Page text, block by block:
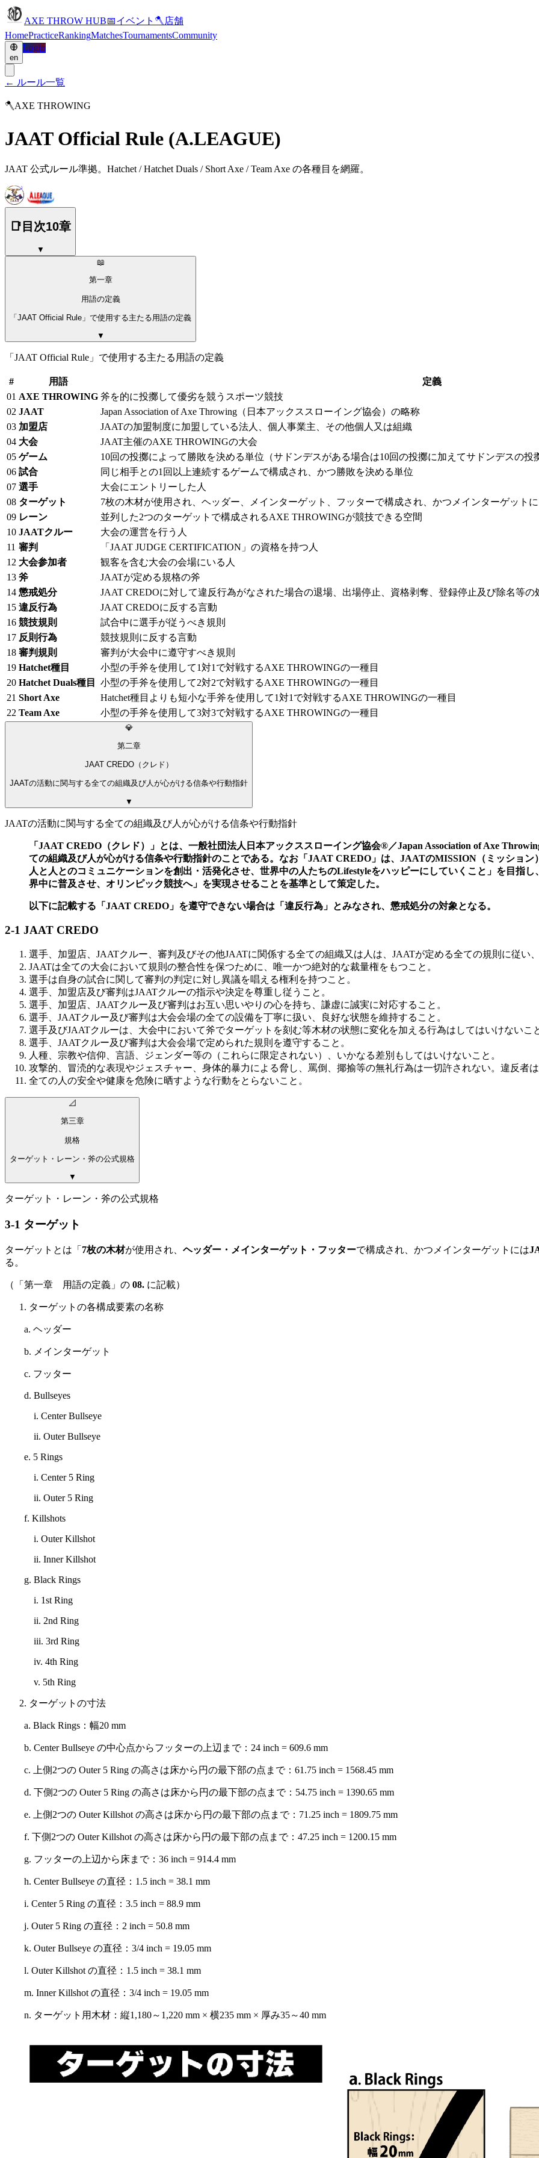
AXE THROW HUB📅イベント 🪓 店舗
HomePracticeRankingMatchesTournamentsCommunity
en
Login
← ルール一覧
🪓AXE THROWING
JAAT Official Rule (A.LEAGUE)
JAAT 公式ルール準拠。Hatchet / Hatchet Duals / Short Axe / Team Axe の各種目を網羅。
📑 目次10章
▼
📖
第一章
用語の定義
「JAAT Official Rule」で使用する主たる用語の定義
▼
「JAAT Official Rule」で使用する主たる用語の定義
# 用語
定義
01 AXE THROWING 斧を的に投擲して優劣を競うスポーツ競技
02 JAAT
Japan Association of Axe Throwing（日本アックススローイング協会）の略称
03 加盟店
JAATの加盟制度に加盟している法人、個人事業主、その他個人又は組織
04 大会
JAAT主催のAXE THROWINGの大会
05 ゲーム
10回の投擲によって勝敗を決める単位（サドンデスがある場合は10回の投擲に加えてサドンデスの投
06 試合
同じ相手との1回以上連続するゲームで構成され、かつ勝敗を決める単位
07 選手
大会にエントリーした人
08 ターゲット
7枚の木材が使用され、ヘッダー、メインターゲット、フッターで構成され、かつメインターゲット
09 レーン
並列した2つのターゲットで構成されるAXE THROWINGが競技できる空間
10 JAATクルー
大会の運営を行う人
11 審判
「JAAT JUDGE CERTIFICATION」の資格を持つ人
12 大会参加者
観客を含む大会の会場にいる人
13 斧
JAATが定める規格の斧
14 懲戒処分
JAAT CREDOに対して違反行為がなされた場合の退場、出場停止、資格剥奪、登録停止及び除名等の
15 違反行為
JAAT CREDOに反する言動
16 競技規則
試合中に選手が従うべき規則
17 反則行為
競技規則に反する言動
18 審判規則
審判が大会中に遵守すべき規則
19 Hatchet種目
小型の手斧を使用して1対1で対戦するAXE THROWINGの一種目
20 Hatchet Duals種目
小型の手斧を使用して2対2で対戦するAXE THROWINGの一種目
21 Short Axe
Hatchet種目よりも短小な手斧を使用して1対1で対戦するAXE THROWINGの一種目
22 Team Axe 小型の手斧を使用して3対3で対戦するAXE THROWINGの一種目
💎
第二章
JAAT CREDO（クレド）
JAATの活動に関与する全ての組織及び人が心がける信条や行動指針
▼
JAATの活動に関与する全ての組織及び人が心がける信条や行動指針
「JAAT CREDO（クレド）」とは、一般社団法人日本アックススローイング協会®／Japan Association of Axe
ての組織及び人が心がける信条や行動指針のことである。なお「JAAT CREDO」は、JAATのMISSION（ミッショ
人と人とのコミュニケーションを創出・活発化させ、世界中の人たちのLifestyleをハッピーにしていくこと」を目指
界中に普及させ、オリンピック競技へ」を実現させることを基準として策定した。
以下に記載する「JAAT CREDO」を遵守できない場合は「違反行為」とみなされ、懲戒処分の対象となる。
2-1 JAAT CREDO
選手、加盟店、JAATクルー、審判及びその他JAATに関係する全ての組織又は人は、JAATが定める全ての規則に従い
JAATは全ての大会において規則の整合性を保つために、唯一かつ絶対的な裁量権をもつこと。
選手は自身の試合に関して審判の判定に対し異議を唱える権利を持つこと。
選手、加盟店及び審判はJAATクルーの指示や決定を尊重し従うこと。
選手、加盟店、JAATクルー及び審判はお互い思いやりの心を持ち、謙虚に誠実に対応すること。
選手、JAATクルー及び審判は大会会場の全ての設備を丁寧に扱い、良好な状態を維持すること。
選手及びJAATクルーは、大会中において斧でターゲットを刻む等木材の状態に変化を加える行為はしてはいけないこ
選手、JAATクルー及び審判は大会会場で定められた規則を遵守すること。
人種、宗教や信仰、言語、ジェンダー等の（これらに限定されない）、いかなる差別もしてはいけないこと。
攻撃的、冒涜的な表現やジェスチャー、身体的暴力による脅し、罵倒、揶揄等の無礼行為は一切許されない。違反者
全ての人の安全や健康を危険に晒すような行動をとらないこと。
📐
第三章
規格
ターゲット・レーン・斧の公式規格
▼
ターゲット・レーン・斧の公式規格
3-1 ターゲット
ターゲットとは「 7枚の木材が使用され、 ヘッダー・メインターゲット・フッターで構成され、かつメインターゲットには
る。
（「第一章 用語の定義」の 08. に記載）
ターゲットの各構成要素の名称
a. ヘッダー
b. メインターゲット
c. フッター
d. Bullseyes
i. Center Bullseye
ii. Outer Bullseye
e. 5 Rings
i. Center 5 Ring
ii. Outer 5 Ring
f. Killshots
i. Outer Killshot
ii. Inner Killshot
g. Black Rings
i. 1st Ring
ii. 2nd Ring
iii. 3rd Ring
iv. 4th Ring
v. 5th Ring
ターゲットの寸法
a. Black Rings：幅20 mm
b. Center Bullseye の中心点からフッターの上辺まで：24 inch = 609.6 mm
c. 上側2つの Outer 5 Ring の高さは床から円の最下部の点まで：61.75 inch = 1568.45 mm
d. 下側2つの Outer 5 Ring の高さは床から円の最下部の点まで：54.75 inch = 1390.65 mm
e. 上側2つの Outer Killshot の高さは床から円の最下部の点まで：71.25 inch = 1809.75 mm
f. 下側2つの Outer Killshot の高さは床から円の最下部の点まで：47.25 inch = 1200.15 mm
g. フッターの上辺から床まで：36 inch = 914.4 mm
h. Center Bullseye の直径：1.5 inch = 38.1 mm
i. Center 5 Ring の直径：3.5 inch = 88.9 mm
j. Outer 5 Ring の直径：2 inch = 50.8 mm
k. Outer Bullseye の直径：3/4 inch = 19.05 mm
l. Outer Killshot の直径：1.5 inch = 38.1 mm
m. Inner Killshot の直径：3/4 inch = 19.05 mm
n. ターゲット用木材：縦1,180～1,220 mm × 横235 mm × 厚み35～40 mm